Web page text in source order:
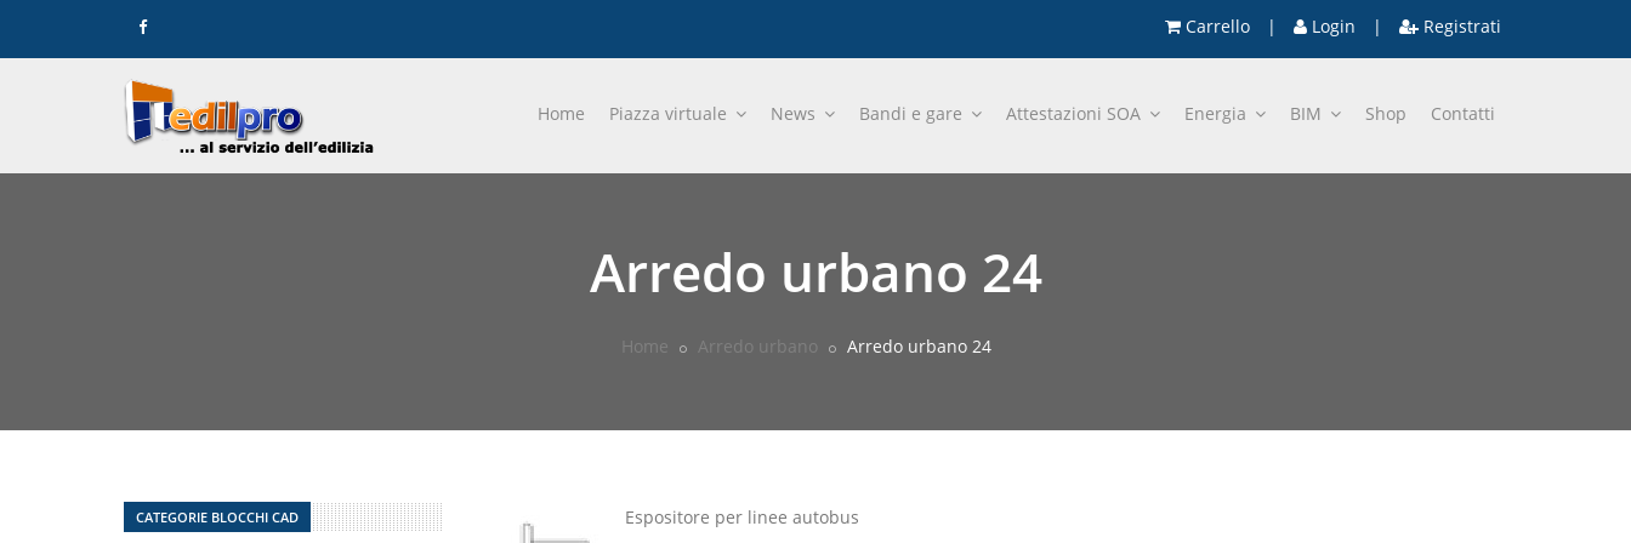
Carrello | Login | Registrati
Home Piazza virtuale News Bandi e gare Attestazioni SOA Energia BIM Shop Contatti
Arredo urbano 24
Home Arredo urbano Arredo urbano 24
Espositore per linee autobus
CATEGORIE BLOCCHI CAD